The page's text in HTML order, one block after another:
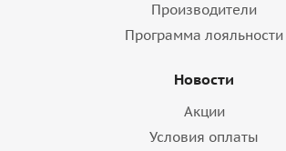
Производители
Программа лояльности
Новости
Акции
Условия оплаты